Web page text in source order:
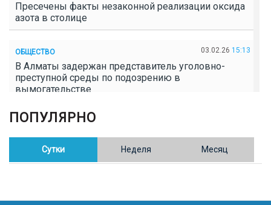
Пресечены факты незаконной реализации оксида
азота в столице
ОБЩЕСТВО 03.02.26 15:13
В Алматы задержан представитель уголовно-
преступной среды по подозрению в
вымогательстве
ОБЩЕСТВО
Полицейские пресекли незаконное выращивание
конопли в Таразе
Казахстан возглавил Договор о зоне, свободной от
ПОПУЛЯРНО
Сутки Неделя Месяц